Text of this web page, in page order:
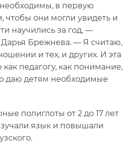
в первую
чтобы они могли увидеть и
научились за год, —
Дарья Брежнева. — Я считаю,
и тех, и других. И эта
педагогу, как понимание,
даю детям необходимые
полиглоты от 2 до 17 лет
язык и повышали